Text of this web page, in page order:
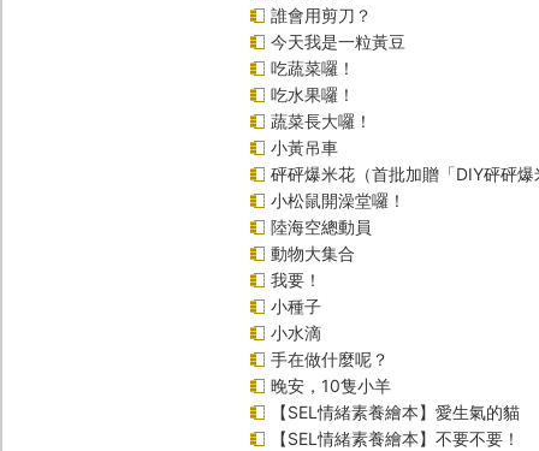
誰會用剪刀？
今天我是一粒黃豆
吃蔬菜囉！
吃水果囉！
蔬菜長大囉！
小黃吊車
砰砰爆米花（首批加贈「DIY砰砰
小松鼠開澡堂囉！
陸海空總動員
動物大集合
我要！
小種子
小水滴
手在做什麼呢？
晚安，10隻小羊
【SEL情緒素養繪本】愛生氣的貓
【SEL情緒素養繪本】不要不要！